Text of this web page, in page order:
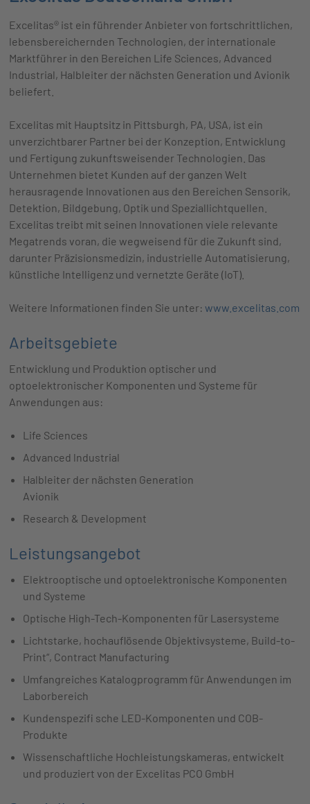
Excelitas® ist ein führender Anbieter von fortschrittlichen,
lebensbereichernden Technologien, der internationale
Marktführer in den Bereichen Life Sciences, Advanced
Industrial, Halbleiter der nächsten Generation und Avionik
beliefert.
Excelitas mit Hauptsitz in Pittsburgh, PA, USA, ist ein
unverzichtbarer Partner bei der Konzeption, Entwicklung
und Fertigung zukunftsweisender Technologien. Das
Unternehmen bietet Kunden auf der ganzen Welt
herausragende Innovationen aus den Bereichen Sensorik,
Detektion, Bildgebung, Optik und Speziallichtquellen.
Excelitas treibt mit seinen Innovationen viele relevante
Megatrends voran, die wegweisend für die Zukunft sind,
darunter Präzisionsmedizin, industrielle Automatisierung,
künstliche Intelligenz und vernetzte Geräte (IoT).
Weitere Informationen finden Sie unter:www.excelitas.com
Arbeitsgebiete
Entwicklung und Produktion optischer und
optoelektronischer Komponenten und Systeme für
Anwendungen aus:
Life Sciences
Advanced lndustrial
Halbleiter der nächsten Generation
Avionik
Research & Development
Leistungsangebot
Elektrooptische und optoelektronische Komponenten
und Systeme
Optische High-Tech-Komponenten für Lasersysteme
Lichtstarke, hochauflösende Objektivsysteme, Build-to-
Print“, Contract Manufacturing
Umfangreiches Katalogprogramm für Anwendungen im
Laborbereich
Kundenspezifi sche LED-Komponenten und COB-
Produkte
Wissenschaftliche Hochleistungskameras, entwickelt
und produziert von der Excelitas PCO GmbH